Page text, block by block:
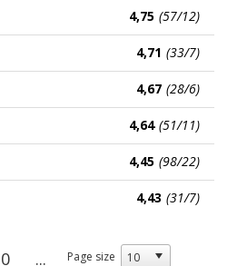
4,75 (57/12)
4,71 (33/7)
4,67 (28/6)
4,64 (51/11)
4,45 (98/22)
4,43 (31/7)
... Page size